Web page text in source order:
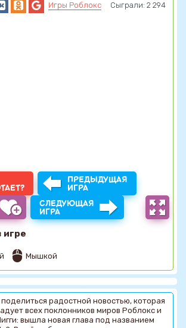
Игры Роблокс Сыграли: 2 294
ПРЕДЫДУЩАЯ
ИГРА
СЛЕДУЮЩАЯ
ИГРА
игре
Мышкой
радостной новостью, которая
всех поклонников миров Роблокс и
вышла новая глава под названием